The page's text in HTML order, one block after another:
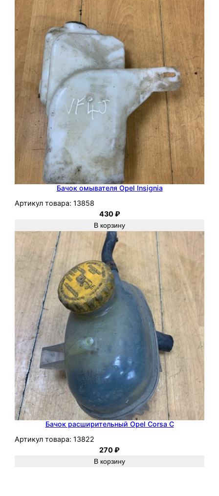
Бачок омывателя Opel Insignia
Артикул товара: 13858
430₽
В корзину
Бачок расширительный Opel Corsa C
Артикул товара: 13822
270₽
В корзину